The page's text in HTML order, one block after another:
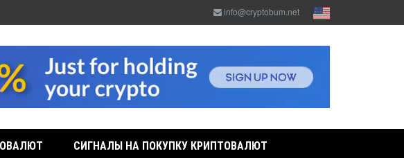
info@cryptobum.net
СИГНАЛЫ НА ПОКУПКУ КРИПТОВАЛЮТ